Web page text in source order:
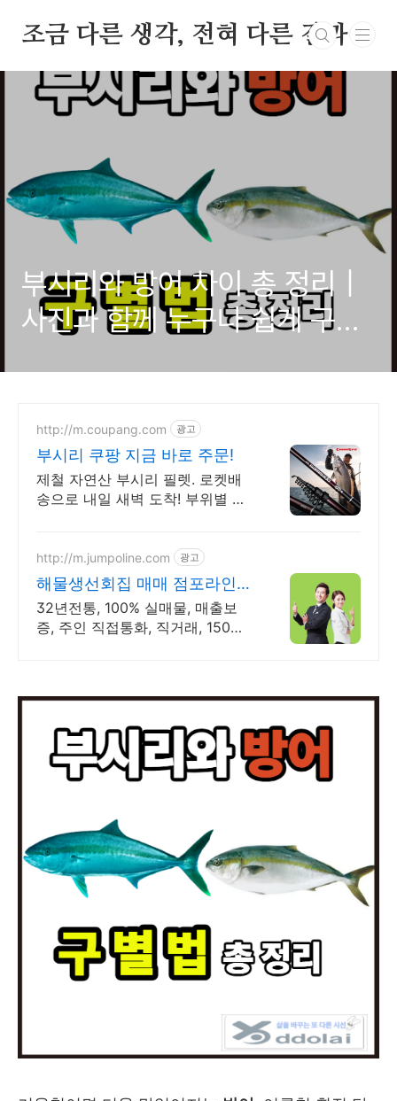
조금 다른 생각, 전혀 다른 결과
부시리와 방어 차이 총 정리｜
사진과 함께 누구나 쉽게 구분
http://m.coupang.com 광고
부시리 쿠팡 지금 바로 주문!
제철 자연산 부시리 필렛. 로켓배
송으로 내일 새벽 도착! 부위별 숙
http://m.jumpoline.com 광고
해물생선회집 매매 점포라인
빠른 직거래 & 안전중개거래
32년전통, 100% 실매물, 매출보
증, 주인 직접통화, 직거래, 150명